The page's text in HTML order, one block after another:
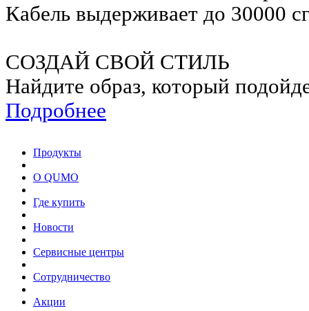
Кабель выдерживает до 30000
СОЗДАЙ СВОЙ СТИЛЬ
Найдите образ, который
Подробнее
Продукты
О QUMO
Где купить
Новости
Сервисные центры
Сотрудничество
Акции